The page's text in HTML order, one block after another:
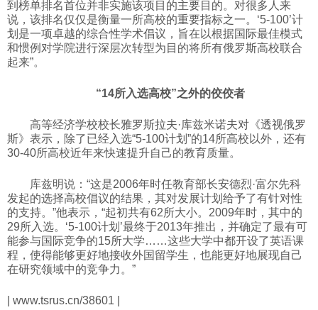
到榜单排名首位并非实施该项目的主要目的。对很多人来
说，该排名仅仅是衡量一所高校的重要指标之一。‘5-100’计
划是一项卓越的综合性学术倡议，旨在以根据国际最佳模式
和惯例对学院进行深层次转型为目的将所有俄罗斯高校联合
起来”。
“14所入选高校”之外的佼佼者
高等经济学校校长雅罗斯拉夫·库兹米诺夫对《透视俄罗
斯》表示，除了已经入选“5-100计划”的14所高校以外，还有
30-40所高校近年来快速提升自己的教育质量。
库兹明说：“这是2006年时任教育部长安德烈·富尔先科
发起的选择高校倡议的结果，其对发展计划给予了有针对性
的支持。”他表示，“起初共有62所大小。2009年时，其中的
29所入选。‘5-100计划’最终于2013年推出，并确定了最有可
能参与国际竞争的15所大学……这些大学中都开设了英语课
程，使得能够更好地接收外国留学生，也能更好地展现自己
在研究领域中的竞争力。”
| www.tsrus.cn/38601 |